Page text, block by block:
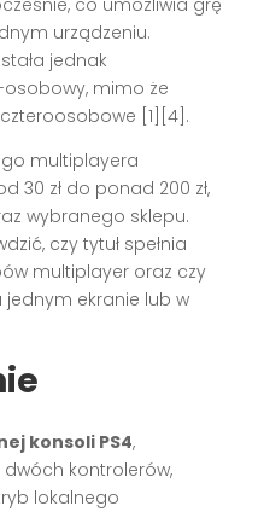
co umożliwia grę
urządzeniu.
jednak
mimo że
[1][4] .
multiplayera
30 zł do ponad 200 zł,
wybranego sklepu.
czy tytuł spełnia
multiplayer oraz czy
ekranie lub w
konsoli PS4,
kontrolerów,
lokalnego